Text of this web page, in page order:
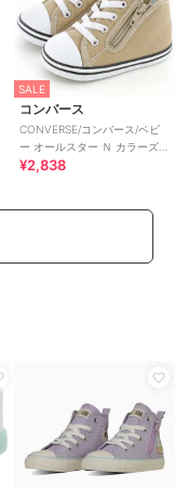
SALE
コンバース
CONVERSE/コンバース/ベビ
ー オールスター Ｎ カラーズ
Ｚ
¥2,838